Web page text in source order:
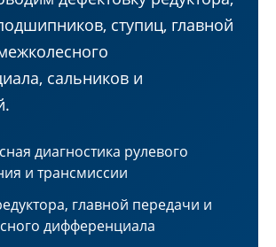
ступиц, главной
сальников и
диагностика рулевого
и трансмиссии
главной передачи и
дифференциала